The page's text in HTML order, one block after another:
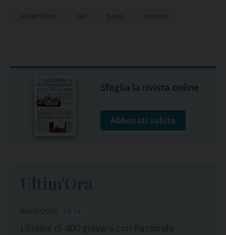
assemblea cei papa vescovi
Sfoglia la rivista online
Abbonati subito
06/08/2026
L’Estate di 400 giovani con Pastorale